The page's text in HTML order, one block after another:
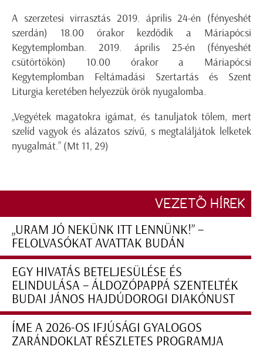
A szerzetesi virrasztás 2019. április 24-én (fényeshét
szerdán) 18.00 órakor kezdődik a Máriapócsi
Kegytemplomban. 2019. április 25-én (fényeshét
csütörtökön) 10.00 órakor a Máriapócsi
Kegytemplomban Feltámadási Szertartás és Szent
Liturgia keretében helyezzük örök nyugalomba.
„Vegyétek magatokra igámat, és tanuljatok tőlem, mert
szelíd vagyok és alázatos szívű, s megtaláljátok lelketek
nyugalmát.” (Mt 11, 29)
VEZETŐ HÍREK
„URAM JÓ NEKÜNK ITT LENNÜNK!” –
FELOLVASÓKAT AVATTAK BUDÁN
EGY HIVATÁS BETELJESÜLÉSE ÉS
ELINDULÁSA – ÁLDOZÓPAPPÁ SZENTELTÉK
BUDAI JÁNOS HAJDÚDOROGI DIAKÓNUST
ÍME A 2026-OS IFJÚSÁGI GYALOGOS
ZARÁNDOKLAT RÉSZLETES PROGRAMJA